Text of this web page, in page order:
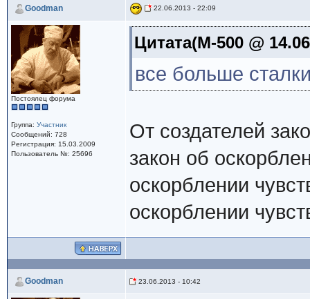
Goodman 22.06.2013 - 22:09
Постоялец форума
Группа: Участник
Сообщений: 728
Регистрация: 15.03.2009
Пользователь №: 25696
Цитата(M-500 @
все больше
От создателей
закон об
оскорблении
оскорблении
Goodman 23.06.2013 - 10:42